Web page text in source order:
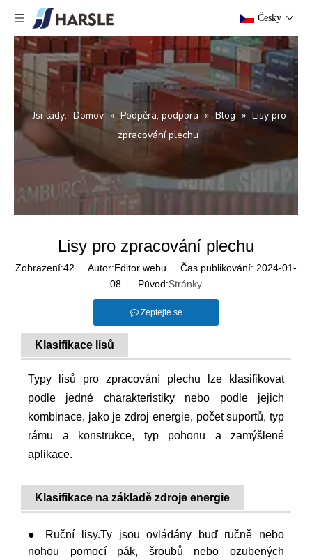
Česky
Jsi tady: Domov » Podpěra, podpora » Blog » Lisy pro
zpracování plechu
Lisy pro zpracování plechu
Zobrazení:42 Autor:Editor webu Čas publikování: 2024-01-
08 Původ:Stránky
Zeptejte se
Klasifikace lisů
Typy lisů pro zpracování plechu lze klasifikovat
podle jedné charakteristiky nebo podle jejich
kombinace, jako je zdroj energie, počet suportů, typ
rámu a konstrukce, typ pohonu a zamýšlené
aplikace.
Klasifikace na základě zdroje energie
● Ruční lisy.Ty jsou ovládány buď ručně nebo
nohou pomocí pák, šroubů nebo ozubených